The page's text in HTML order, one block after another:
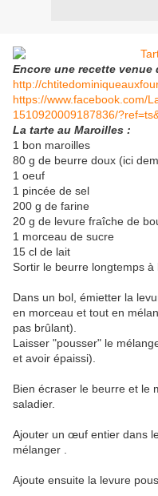
Encore une recette venue
http://
https://www.facebook.com/
1510920009187836/
La tarte au Maroilles :
1 bon maroilles
80 g de beurre doux (ici
1 oeuf
1 pincée de sel
200 g de farine
20 g de levure fraîche de
1 morceau de sucre
15 cl de lait
Sortir le beurre longtemps à
Dans un bol, émietter la
en morceau et tout en
pas brûlant).
Laisser "pousser" le
et avoir épaissi).
Bien écraser le beurre et le
saladier.
Ajouter un œuf entier dans
mélanger .
Ajoute ensuite la levure